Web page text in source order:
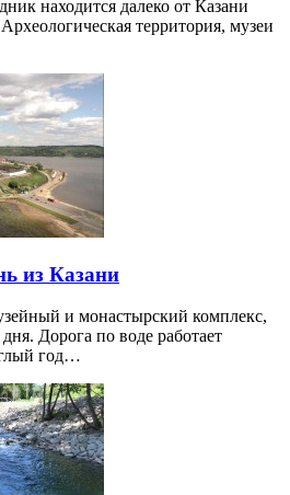
находится далеко от Казани
территория, музеи
из Казани
и монастырский комплекс,
Дорога по воде работает
год…